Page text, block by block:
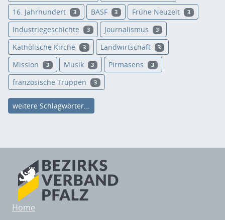
16. Jahrhundert 3 BASF 3 Frühe Neuzeit 3
Industriegeschichte 3 Journalismus 3
Katholische Kirche 3 Landwirtschaft 3
Mission 3 Musik 3 Pirmasens 3
französische Truppen 3
weitere Schlagwörter...
Home